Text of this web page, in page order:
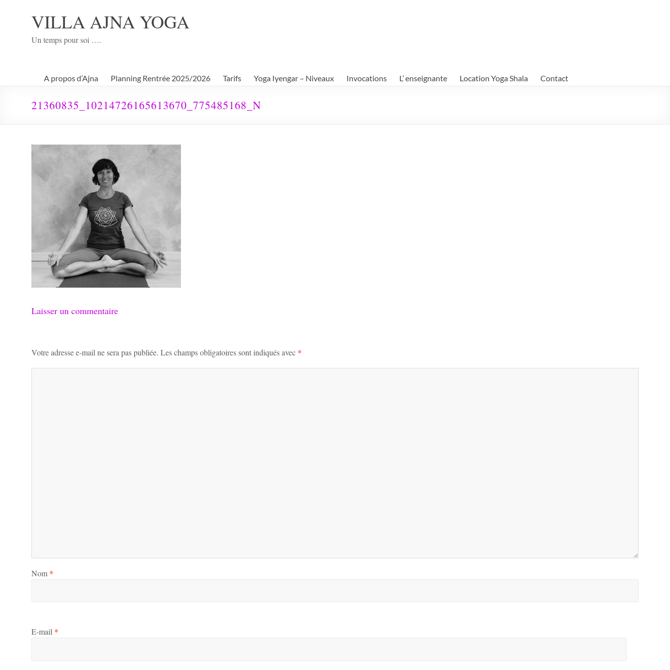
VILLA AJNA YOGA
Un temps pour soi ….
A propos d’Ajna Planning Rentrée 2025/2026 Tarifs Yoga Iyengar – Niveaux Invocations L’ enseignante Location Yoga Shala Contact
21360835_10214726165613670_775485168_N
Laisser un commentaire
Votre adresse e-mail ne sera pas publiée. Les champs obligatoires sont indiqués avec *
Nom *
E-mail *